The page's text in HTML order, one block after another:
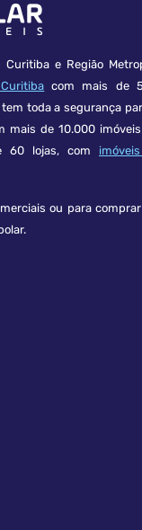
Curitiba e Região
com mais de
tem toda a segurança
mais de 10.000
60 lojas, com
ou para